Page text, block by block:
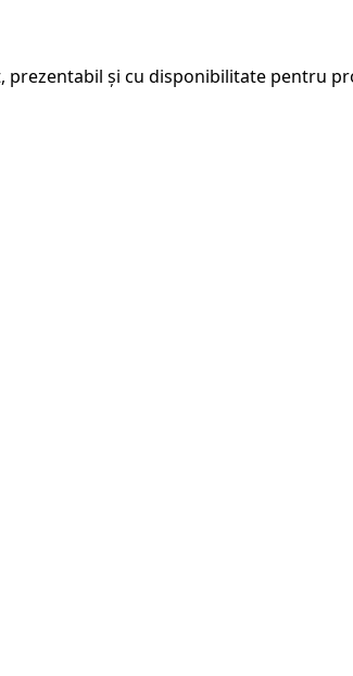
prezentabil și cu disponibilitate pentru